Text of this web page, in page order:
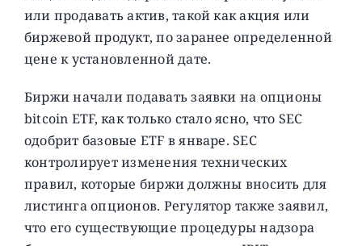
или продавать актив, такой как акция или
биржевой продукт, по заранее определенной
цене к установленной дате.
Биржи начали подавать заявки на опционы
bitcoin ETF, как только стало ясно, что SEC
одобрит базовые ETF в январе. SEC
контролирует изменения технических
правил, которые биржи должны вносить для
листинга опционов. Регулятор также заявил,
что его существующие процедуры надзора